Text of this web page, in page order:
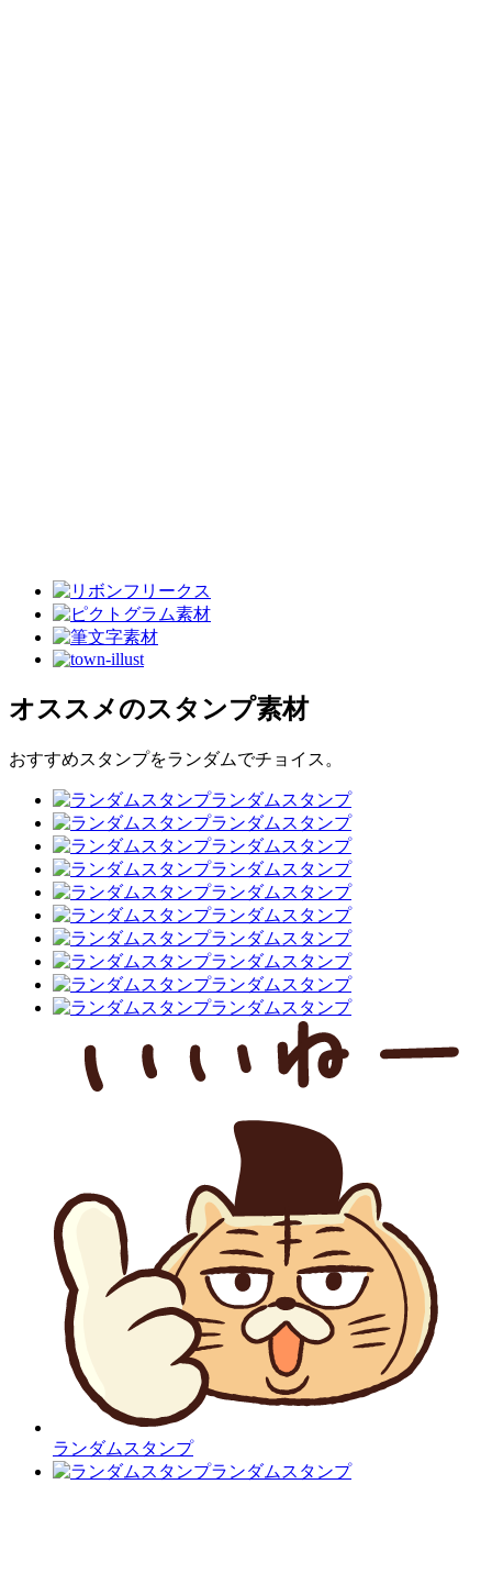
オススメのスタンプ素材
おすすめスタンプをランダムでチョイス。
ランダムスタンプ
ランダムスタンプ
ランダムスタンプ
ランダムスタンプ
ランダムスタンプ
ランダムスタンプ
ランダムスタンプ
ランダムスタンプ
ランダムスタンプ
ランダムスタンプ
ランダムスタンプ
ランダムスタンプ